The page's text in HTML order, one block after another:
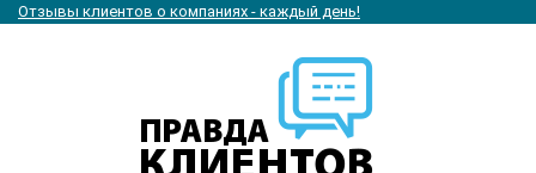
Отзывы клиентов о компаниях - каждый день!